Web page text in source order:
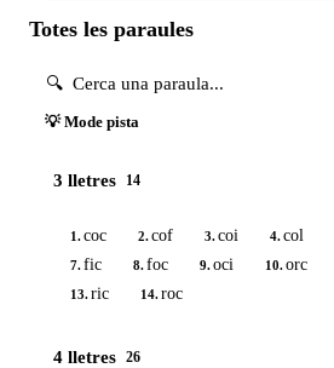
Totes les paraules
💡 Mode pista
3 lletres 14
1.coc 2.cof 3.coi 4.col
7.fic 8.foc 9.oci 10.orc
13.ric 14.roc
4 lletres 26